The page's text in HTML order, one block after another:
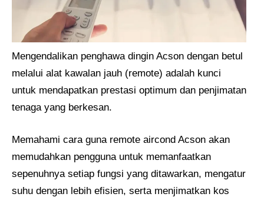
Mengendalikan penghawa dingin Acson dengan betul
melalui alat kawalan jauh (remote) adalah kunci
untuk mendapatkan prestasi optimum dan penjimatan
tenaga yang berkesan.
Memahami cara guna remote aircond Acson akan
memudahkan pengguna untuk memanfaatkan
sepenuhnya setiap fungsi yang ditawarkan, mengatur
suhu dengan lebih efisien, serta menjimatkan kos